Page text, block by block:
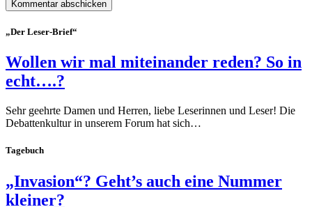
„Der Leser-Brief“
Wollen wir mal miteinander reden? So in
echt….?
Sehr geehrte Damen und Herren, liebe Leserinnen und Leser! Die
Debattenkultur in unserem Forum hat sich…
Tagebuch
„Invasion“? Geht’s auch eine Nummer
kleiner?